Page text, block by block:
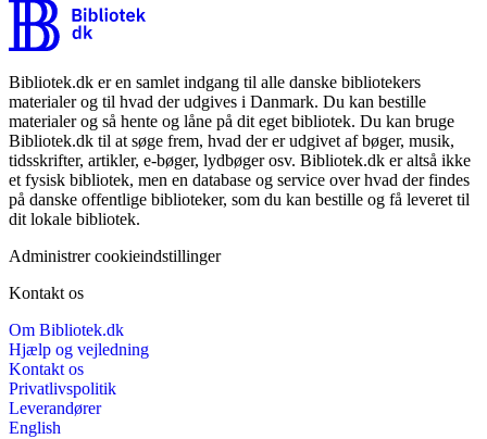
Bibliotek.dk er en samlet indgang til alle danske bibliotekers
materialer og til hvad der udgives i Danmark. Du kan bestille
materialer og så hente og låne på dit eget bibliotek. Du kan bruge
Bibliotek.dk til at søge frem, hvad der er udgivet af bøger, musik,
tidsskrifter, artikler, e-bøger, lydbøger osv. Bibliotek.dk er altså ikke
et fysisk bibliotek, men en database og service over hvad der findes
på danske offentlige biblioteker, som du kan bestille og få leveret til
dit lokale bibliotek.
Administrer cookieindstillinger
Kontakt os
Om Bibliotek.dk
Hjælp og vejledning
Kontakt os
Privatlivspolitik
Leverandører
English